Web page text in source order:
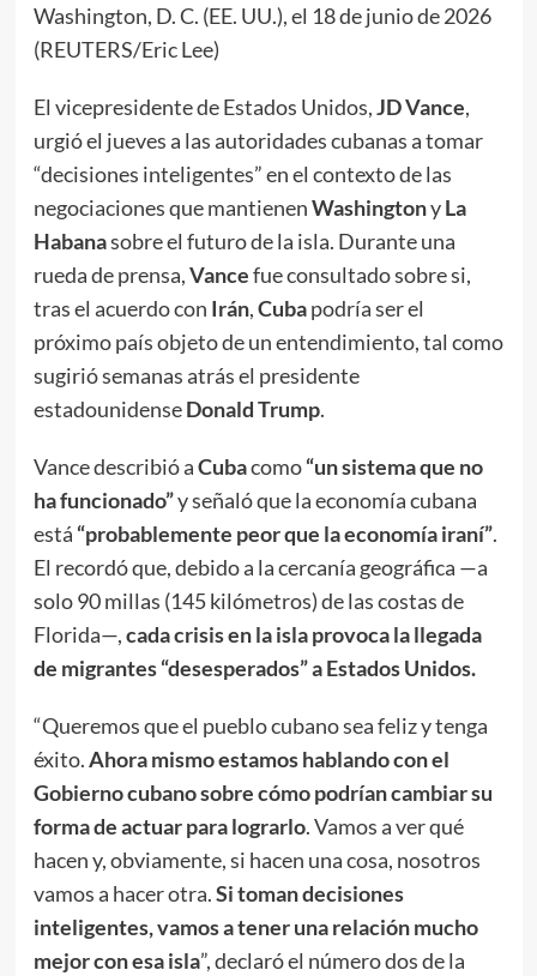
Washington, D. C. (EE. UU.), el 18 de junio de 2026
(REUTERS/Eric Lee)
El vicepresidente de Estados Unidos,JD Vance,
urgió el jueves a las autoridades cubanas a tomar
“decisiones inteligentes” en el contexto de las
negociaciones que mantienenWashingtonyLa
Habanasobre el futuro de la isla. Durante una
rueda de prensa,Vancefue consultado sobre si,
tras el acuerdo con Irán,Cubapodría ser el
próximo país objeto de un entendimiento, tal como
sugirió semanas atrás el presidente
estadounidenseDonald Trump.
Vance describió aCubacomo“un sistema que no
ha funcionado”y señaló que la economía cubana
está “probablemente peor que la economía iraní”.
El recordó que, debido a la cercanía geográfica —a
solo 90 millas (145 kilómetros) de las costas de
Florida—,cada crisis en la isla provoca la llegada
de migrantes “desesperados” a Estados Unidos.
“Queremos que el pueblo cubano sea feliz y tenga
éxito.Ahora mismo estamos hablando con el
Gobierno cubano sobre cómo podrían cambiar su
forma de actuar para lograrlo. Vamos a ver qué
hacen y, obviamente, si hacen una cosa, nosotros
vamos a hacer otra.Si toman decisiones
inteligentes, vamos a tener una relación mucho
mejor con esa isla”, declaró el número dos de la